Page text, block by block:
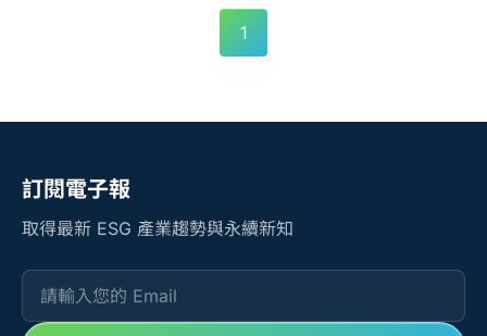
1
訂閱電子報
取得最新 ESG 產業趨勢與永續新知
請輸入您的 Email